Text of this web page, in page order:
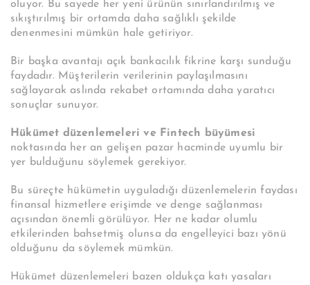
oluyor. Bu sayede her yeni ürünün sınırlandırılmış ve
sıkıştırılmış bir ortamda daha sağlıklı şekilde
denenmesini mümkün hale getiriyor.
Bir başka avantajı açık bankacılık fikrine karşı sunduğu
faydadır. Müşterilerin verilerinin paylaşılmasını
sağlayarak aslında rekabet ortamında daha yaratıcı
sonuçlar sunuyor.
Hükümet düzenlemeleri ve Fintech büyümesi
noktasında her an gelişen pazar hacminde uyumlu bir
yer bulduğunu söylemek gerekiyor.
Bu süreçte hükümetin uyguladığı düzenlemelerin faydası
finansal hizmetlere erişimde ve denge sağlanması
açısından önemli görülüyor. Her ne kadar olumlu
etkilerinden bahsetmiş olunsa da engelleyici bazı yönü
olduğunu da söylemek mümkün.
Hükümet düzenlemeleri bazen oldukça katı yasaları